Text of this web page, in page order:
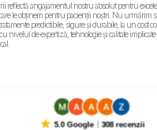
reflectă angajamentul nostru absolut pentru
le obținem pentru pacienții noștri. Nu urmărim
predictibile, sigure și durabile, la un cost
nivelul de expertiză, tehnologie și calitate implicate
5.0 Google 308 recenzii